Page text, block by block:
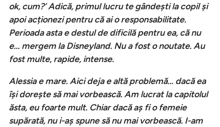
ok, cum?’ Adică, primul lucru te gândești la copil și
apoi acționezi pentru că ai o responsabilitate.
Perioada asta e destul de dificilă pentru ea, că nu
e… mergem la Disneyland. Nu a fost o noutate. Au
fost multe, rapide, intense.
Alessia e mare. Aici deja e altă problemă… dacă ea
își dorește să mai vorbească. Am lucrat la capitolul
ăsta, eu foarte mult. Chiar dacă aș fi o femeie
supărată, nu i-aș spune să nu mai vorbească. I-am